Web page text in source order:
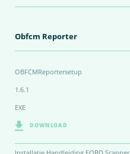
Obfcm Reporter
OBFCMReportersetup
1.6.1
EXE
DOWNLOAD